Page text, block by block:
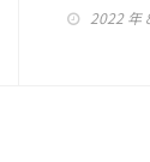
2022 年